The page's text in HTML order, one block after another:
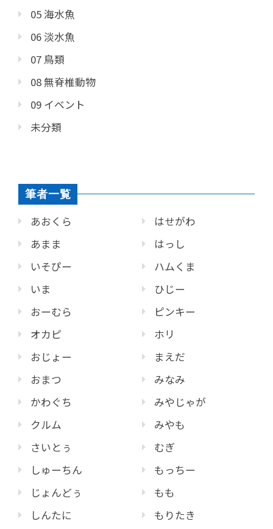
05 海水魚
06 淡水魚
07 鳥類
08 無脊椎動物
09 イベント
未分類
筆者一覧
あおくら
あまま
いそぴー
いま
おーむら
オカピ
おじょー
おまつ
かわぐち
クルム
さいとぅ
しゅーちん
じょんどぅ
しんたに
はせがわ
はっし
ハムくま
ひじー
ピンキー
ホリ
まえだ
みなみ
みやじゃが
みやも
むぎ
もっちー
もも
もりたき